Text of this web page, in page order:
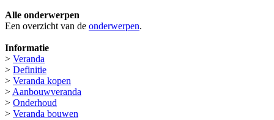
Alle onderwerpen
Een overzicht van de onderwerpen.
Informatie
> Veranda
> Definitie
> Veranda kopen
>Aanbouwveranda
> Onderhoud
> Veranda bouwen